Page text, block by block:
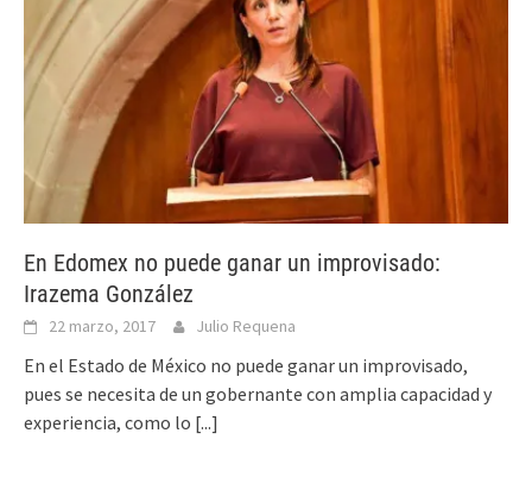
En Edomex no puede ganar un improvisado:
Irazema González
22 marzo, 2017 Julio Requena
En el Estado de México no puede ganar un improvisado,
pues se necesita de un gobernante con amplia capacidad y
experiencia, como lo [...]